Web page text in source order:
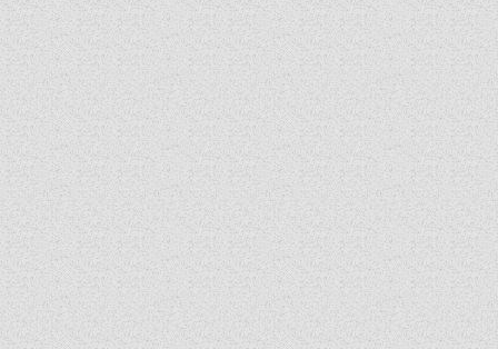
ZAŠTITA MALOLJETNIKA